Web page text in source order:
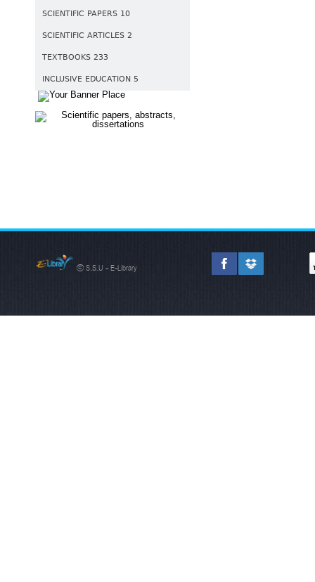
SCIENTIFIC PAPERS 10
SCIENTIFIC ARTICLES 2
TEXTBOOKS 233
INCLUSIVE EDUCATION 5
© S.S.U - E-Library